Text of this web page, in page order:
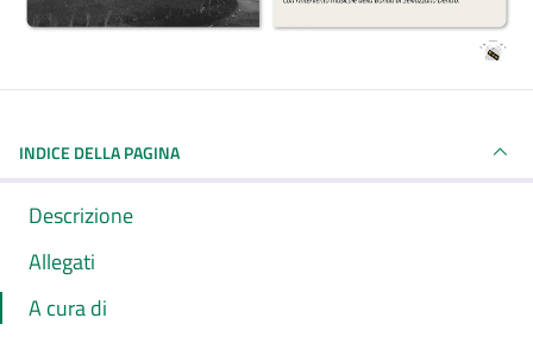
INDICE DELLA PAGINA
Descrizione
Allegati
A cura di